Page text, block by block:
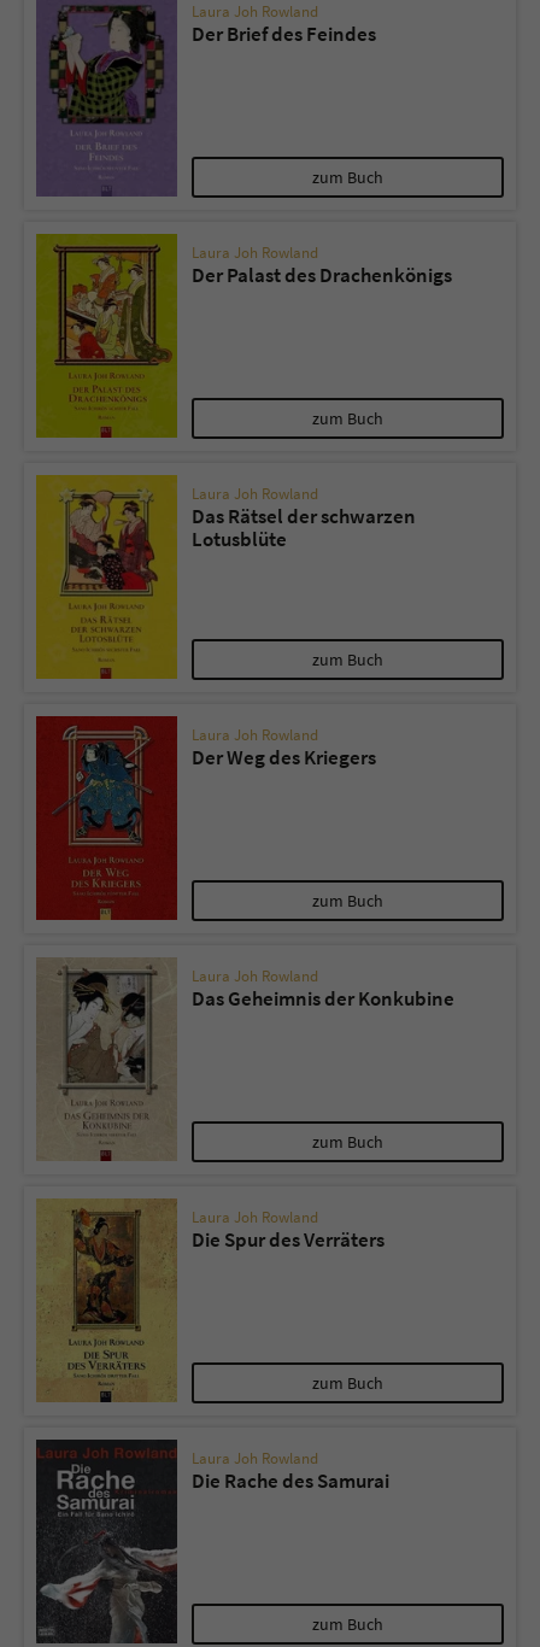
Laura Joh Rowland
Der Brief des Feindes
zum Buch
Laura Joh Rowland
Der Palast des Drachenkönigs
zum Buch
Laura Joh Rowland
Das Rätsel der schwarzen
Lotusblüte
zum Buch
Laura Joh Rowland
Der Weg des Kriegers
zum Buch
Laura Joh Rowland
Das Geheimnis der Konkubine
zum Buch
Laura Joh Rowland
Die Spur des Verräters
zum Buch
Laura Joh Rowland
Die Rache des Samurai
zum Buch